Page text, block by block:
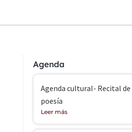
Agenda
Agenda cultural- Recital de
poesía
Leer más